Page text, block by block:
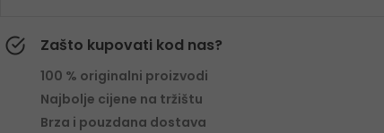
Zašto kupovati kod nas?
100 % originalni proizvodi
Najbolje cijene na tržištu
Brza i pouzdana dostava